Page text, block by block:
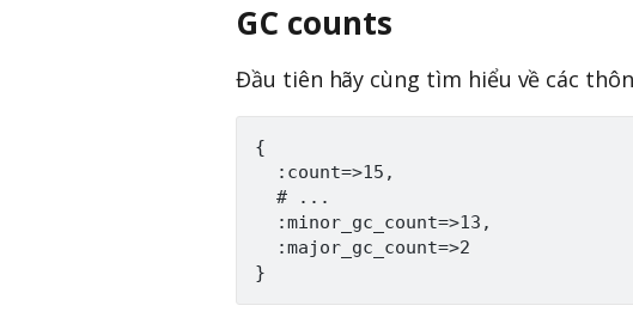
GC counts
Đầu tiên hãy cùng tìm hiểu về các
{
  :count=>15,
  # ...
  :minor_gc_count=>13,
  :major_gc_count=>2